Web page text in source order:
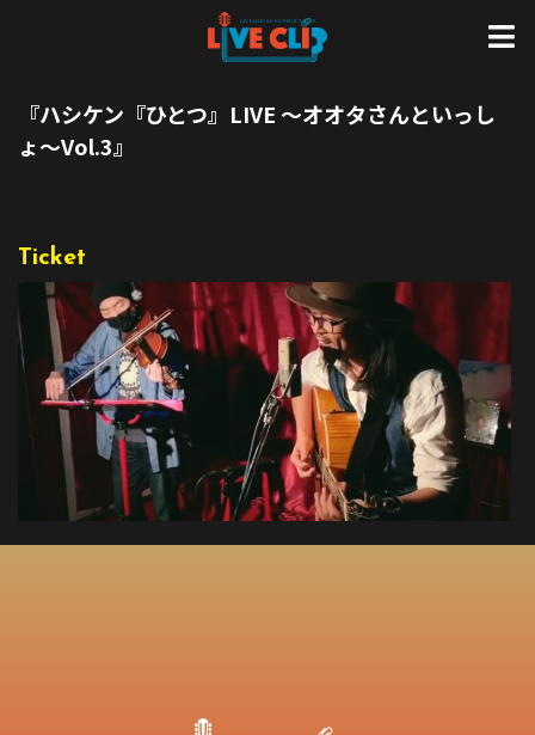
『ハシケン『ひとつ』LIVE 〜オオタさんといっし
ょ〜Vol.3』
Ticket